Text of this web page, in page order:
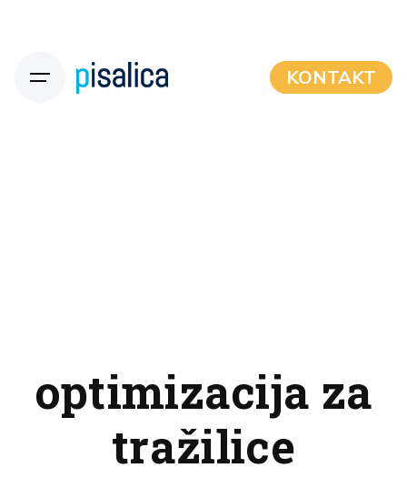
KONTAKT
optimizacija za
tražilice